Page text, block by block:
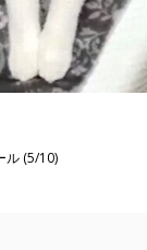
ル (5/10)